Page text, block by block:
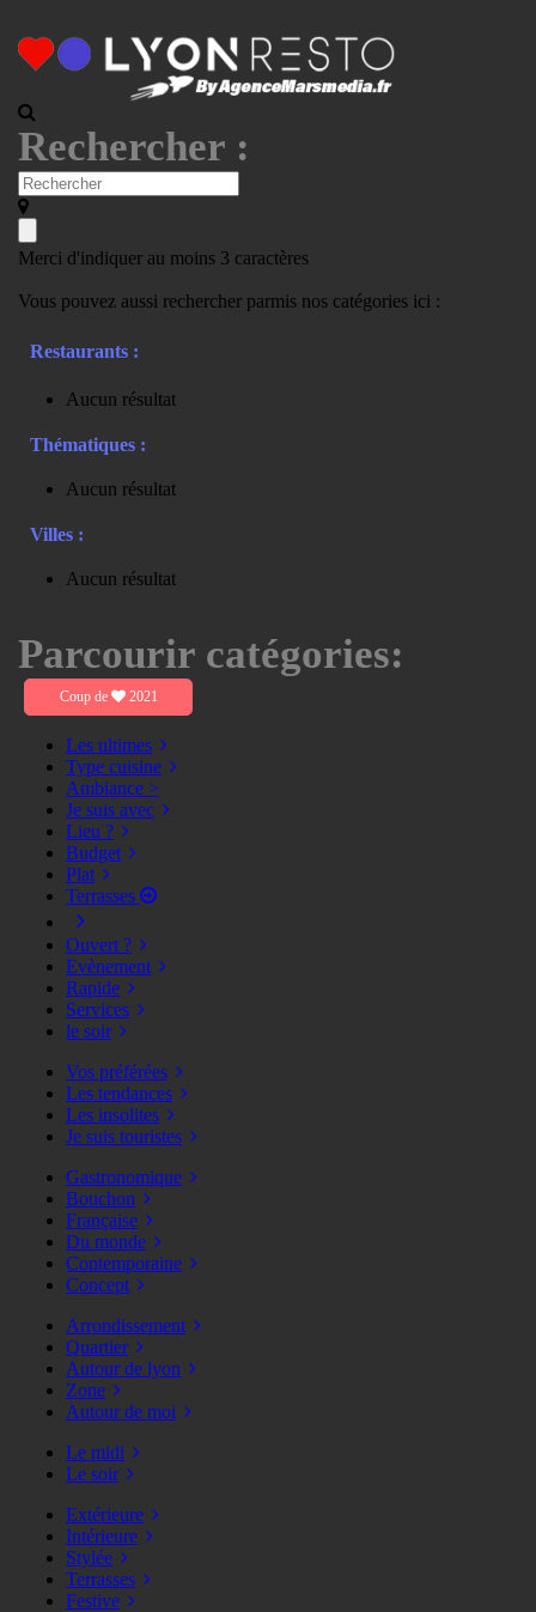
Rechercher :
Merci d'indiquer au moins 3 caractères
Vous pouvez aussi rechercher parmis nos catégories ici :
Restaurants :
Aucun résultat
Thématiques :
Aucun résultat
Villes :
Aucun résultat
Parcourir catégories:
Coup de 2021
Les ultimes
Type cuisine
Ambiance >
Je suis avec
Lieu ?
Budget
Plat
Terrasses
Ouvert ?
Evènement
Rapide
Services
le soir
Vos préférées
Les tendances
Les insolites
Je suis touristes
Gastronomique
Bouchon
Française
Du monde
Contemporaine
Concept
Arrondissement
Quartier
Autour de lyon
Zone
Autour de moi
Le midi
Le soir
Extérieure
Intérieure
Stylée
Terrasses
Festive